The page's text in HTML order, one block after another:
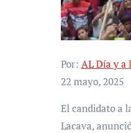
Por: AL Día y a
22 mayo, 2025
El candidato a la Gobernación del Estado Carabobo por el Gran Polo Patriótico Simón Bolívar, Rafael
Lacava,